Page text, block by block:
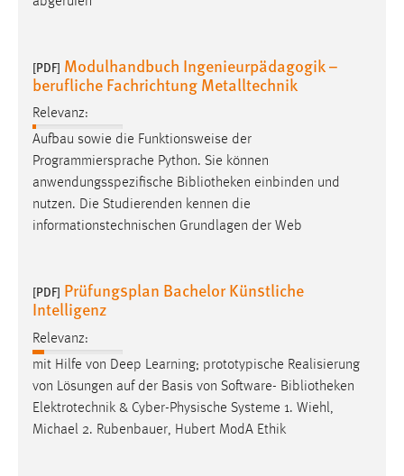
[PDF] Modulhandbuch Ingenieurpädagogik –
berufliche Fachrichtung Metalltechnik
Relevanz:
Aufbau sowie die Funktionsweise der
Programmiersprache Python. Sie können
anwendungsspezifische Bibliotheken einbinden und
nutzen. Die Studierenden kennen die
informationstechnischen Grundlagen der Web
[PDF] Prüfungsplan Bachelor Künstliche
Intelligenz
Relevanz:
mit Hilfe von Deep Learning; prototypische Realisierung
von Lösungen auf der Basis von Software- Bibliotheken
Elektrotechnik & Cyber-Physische Systeme 1. Wiehl,
Michael 2. Rubenbauer, Hubert ModA Ethik